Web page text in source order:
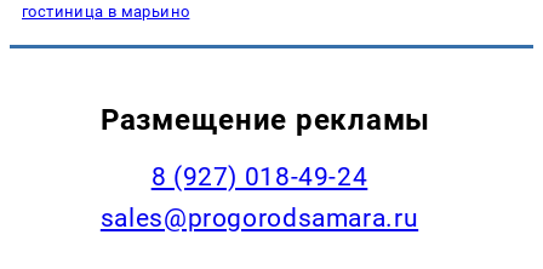
гостиница в марьино
Размещение рекламы
8 (927) 018-49-24
sales@progorodsamara.ru